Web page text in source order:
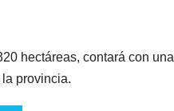
hectáreas, contará con una
provincia.